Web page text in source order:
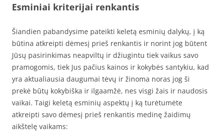
Esminiai kriterijai renkantis
Šiandien pabandysime pateikti keletą esminių dalykų, į ką
būtina atkreipti dėmesį prieš renkantis ir norint jog būtent
Jūsų pasirinkimas neapviltų ir džiugintu tiek vaikus savo
pramogomis, tiek Jus pačius kainos ir kokybės santykiu, kad
yra aktualiausia daugumai tėvų ir žinoma noras jog ši
prekė būtų kokybiška ir ilgaamžė, nes visgi žais ir naudosis
vaikai. Taigi keletą esminių aspektų į ką turėtumėte
atkreipti savo dėmesį prieš renkantis medinę žaidimų
aikštelę vaikams: